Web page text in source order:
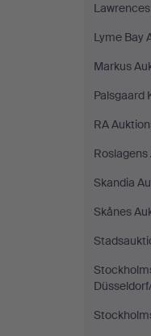
Lyme Bay
Markus
Palsgaard
RA
Skandia
Skånes